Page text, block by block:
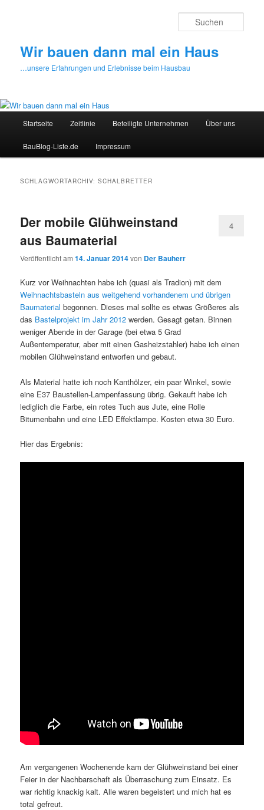
Wir bauen dann mal ein Haus
…unsere Erfahrungen und Erlebnisse beim Hausbau
Startseite Zeitlinie Beteiligte Unternehmen Über uns
BauBlog-Liste.de Impressum
SCHLAGWORTARCHIV:SCHALBRETTER
Der mobile Glühweinstand
aus Baumaterial
Veröffentlicht am14. Januar 2014von Der Bauherr
4
Kurz vor Weihnachten habe ich (quasi als Tradion) mit dem
Weihnachtsbasteln aus weitgehend vorhandenem und übrigen
Baumaterial begonnen. Dieses mal sollte es etwas Größeres als
das Bastelprojekt im Jahr 2012 werden. Gesagt getan. Binnen
weniger Abende in der Garage (bei etwa 5 Grad
Außentemperatur, aber mit einen Gasheizstahler) habe ich einen
mobilen Glühweinstand entworfen und gebaut.
Als Material hatte ich noch Kanthölzer, ein paar Winkel, sowie
eine E37 Baustellen-Lampenfassung übrig. Gekauft habe ich
lediglich die Farbe, ein rotes Tuch aus Jute, eine Rolle
Bitumenbahn und eine LED Effektlampe. Kosten etwa 30 Euro.
Hier das Ergebnis:
Am vergangenen Wochenende kam der Glühweinstand bei einer
Feier in der Nachbarschaft als Überraschung zum Einsatz. Es
war richtig knackig kalt. Alle waren begeistert und mich hat es
total gefreut.